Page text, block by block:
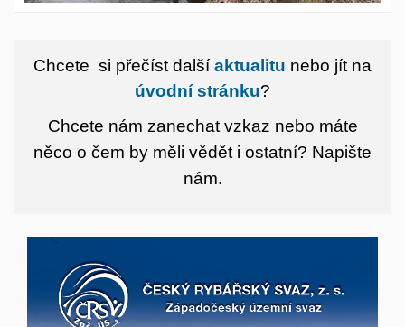
Chcete si přečíst další aktualitu nebo jít na
úvodní stránku?
Chcete nám zanechat vzkaz nebo máte
něco o čem by měli vědět i ostatní? Napište
nám.